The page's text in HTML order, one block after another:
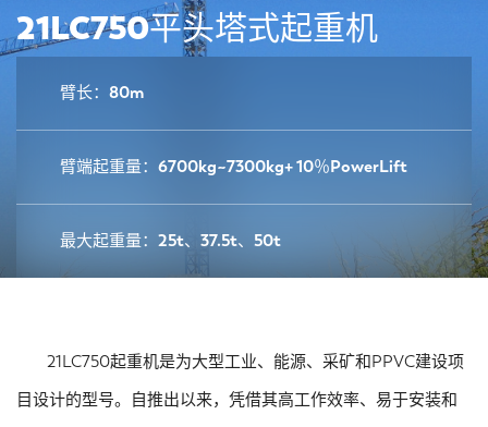
21LC750平头塔式起重机
臂长：80m
臂端起重量：6700kg~7300kg+ 10％PowerLift
最大起重量：25t、37.5t、50t
21LC750起重机是为大型工业、能源、采矿和PPVC建设项
目设计的型号。自推出以来，凭借其高工作效率、易于安装和